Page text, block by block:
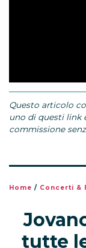
Questo articolo
uno di questi link
commissione
Home / Concerti &
tutte